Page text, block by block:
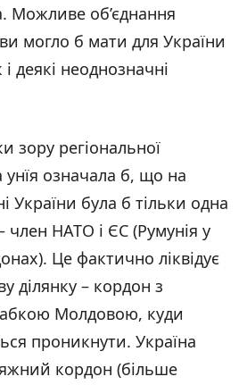
Можливе об’єднання
могло б мати для України
деякі неоднозначні
зору регіональної
унїя означала б, що на
України була б тільки одна
член НАТО і ЄС (Румунія у
Це фактично ліквідує
ділянку – кордон з
Молдовою, куди
проникнути. Україна
кордон (більше